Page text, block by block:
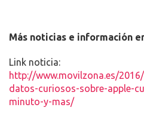
como losdólares invertidos
torno a laextracción de oro
través de su programa de